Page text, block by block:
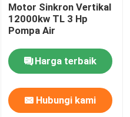
Motor Sinkron Vertikal
12000kw TL 3 Hp
Pompa Air
Harga terbaik
Hubungi kami